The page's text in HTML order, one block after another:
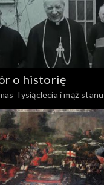
o historię
Tysiąclecia i mąż stanu